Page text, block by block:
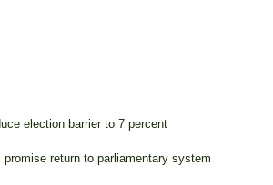
election barrier to 7 percent
return to parliamentary system